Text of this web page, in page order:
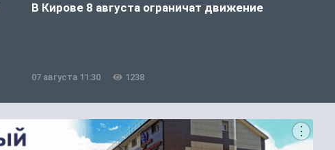
В Кирове 8 августа ограничат движение
07 августа 11:30 1238